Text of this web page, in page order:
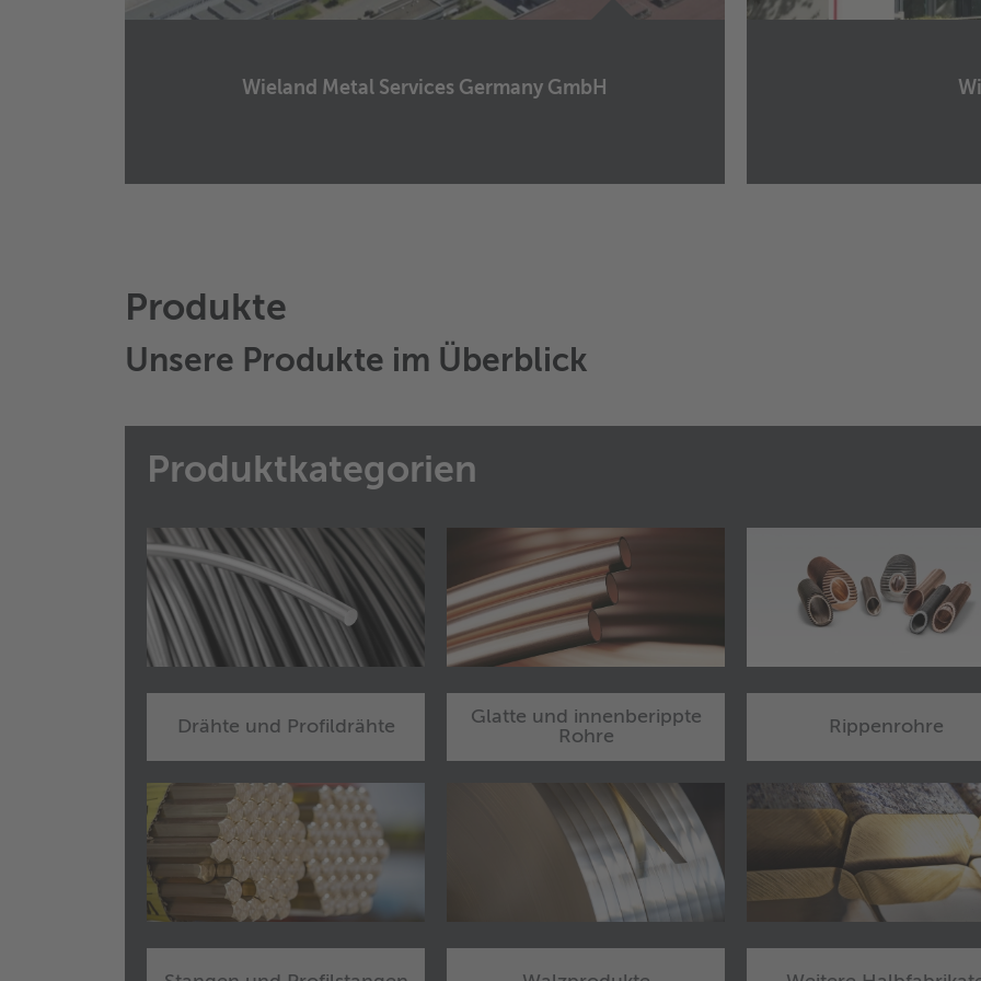
Wieland Metal Services Germany GmbH
89079 Ulm
40472 Düsseldorf
Produkte
Unsere Produkte im Überblick
Produktkategorien
Drähte und Profildrähte
Glatte und innenberippte
Rohre
Rippenrohre